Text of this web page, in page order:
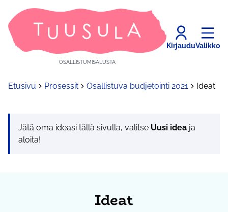
OSALLISTUMISALUSTA
KirjauduValikko
Etusivu Prosessit Osallistuva budjetointi 2021 Ideat
Jätä oma ideasi tällä sivulla, valitse Uusi idea ja
aloita!
Ideat